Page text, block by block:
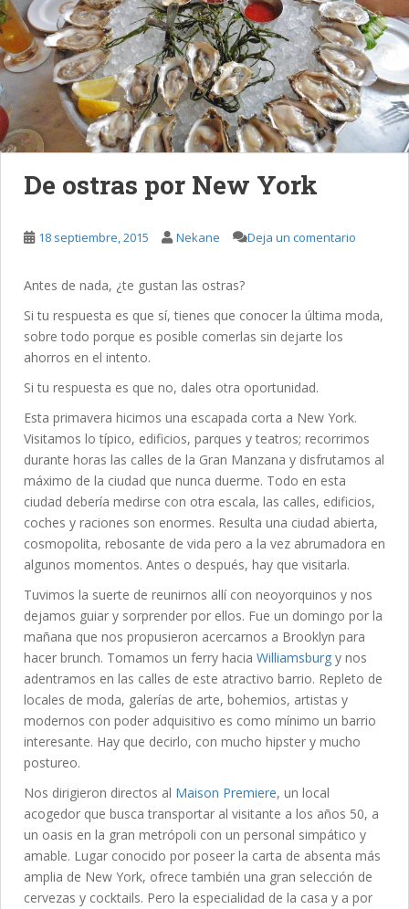
De ostras por New York
18 septiembre, 2015 Nekane Deja un comentario
Antes de nada, ¿te gustan las ostras?
Si tu respuesta es que sí, tienes que conocer la última moda,
sobre todo porque es posible comerlas sin dejarte los
ahorros en el intento.
Si tu respuesta es que no, dales otra oportunidad.
Esta primavera hicimos una escapada corta a New York.
Visitamos lo típico, edificios, parques y teatros; recorrimos
durante horas las calles de la Gran Manzana y disfrutamos al
máximo de la ciudad que nunca duerme. Todo en esta
ciudad debería medirse con otra escala, las calles, edificios,
coches y raciones son enormes. Resulta una ciudad abierta,
cosmopolita, rebosante de vida pero a la vez abrumadora en
algunos momentos. Antes o después, hay que visitarla.
Tuvimos la suerte de reunirnos allí con neoyorquinos y nos
dejamos guiar y sorprender por ellos. Fue un domingo por la
mañana que nos propusieron acercarnos a Brooklyn para
hacer brunch. Tomamos un ferry hacia Williamsburg y nos
adentramos en las calles de este atractivo barrio. Repleto de
locales de moda, galerías de arte, bohemios, artistas y
modernos con poder adquisitivo es como mínimo un barrio
interesante. Hay que decirlo, con mucho hipster y mucho
postureo.
Nos dirigieron directos al Maison Premiere, un local
acogedor que busca transportar al visitante a los años 50, a
un oasis en la gran metrópoli con un personal simpático y
amable. Lugar conocido por poseer la carta de absenta más
amplia de New York, ofrece también una gran selección de
cervezas y cocktails. Pero la especialidad de la casa y a por